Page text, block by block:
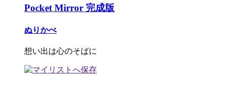
Pocket Mirror 完成版
ぬりかべ
想い出は心のそばに